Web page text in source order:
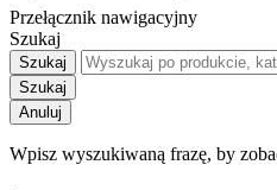
Przełącznik nawigacyjny
Szukaj
Szukaj
Szukaj
Anuluj
Wpisz wyszukiwaną frazę, by